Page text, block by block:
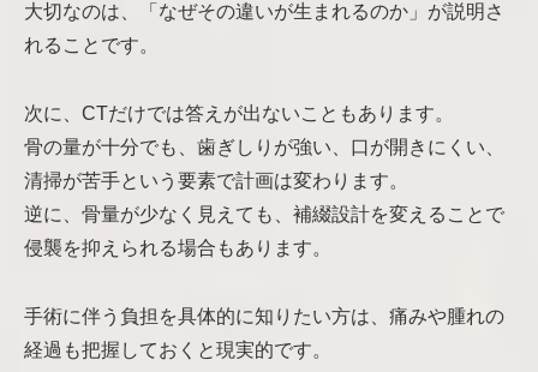
大切なのは、「なぜその違いが生まれるのか」が説明さ
れることです。
次に、CTだけでは答えが出ないこともあります。
骨の量が十分でも、歯ぎしりが強い、口が開きにくい、
清掃が苦手という要素で計画は変わります。
逆に、骨量が少なく見えても、補綴設計を変えることで
侵襲を抑えられる場合もあります。
手術に伴う負担を具体的に知りたい方は、痛みや腫れの
経過も把握しておくと現実的です。